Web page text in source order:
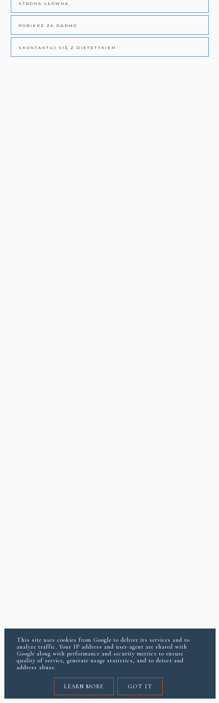
STRONA GŁÓWNA
POBIERZ ZA DARMO
SKONTAKTUJ SIĘ Z DIETETYKIEM
This site uses cookies from Google to deliver its services and to
analyze traffic. Your IP address and user-agent are shared with
Google along with performance and security metrics to ensure
quality of service, generate usage statistics, and to detect and
address abuse.
LEARN MORE GOT IT